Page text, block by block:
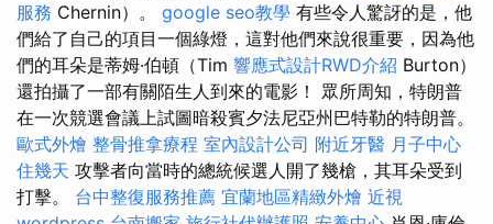
服務 Chernin）。 google seo教學 有些令人驚訝的是，他
們給了自己的項目一個綠燈，這對他們來說很重要，因為他
們的耳朵是蒂姆·伯頓（Tim 響應式設計RWD介紹 Burton）
還拍攝了一部有關陌生人到來的電影！ 眾所周知，特朗普
在一次競選會議上試圖暗殺賓夕法尼亞州巴特勒的特朗普。
歐式外燴 整骨推拿療程 室內設計公司 附近牙醫 月子中心
住幾天 攻擊者向當時的總統候選人開了幾槍，其耳朵受到
打擊。 台中整復服務推薦 宜蘭地區精緻外燴 近視